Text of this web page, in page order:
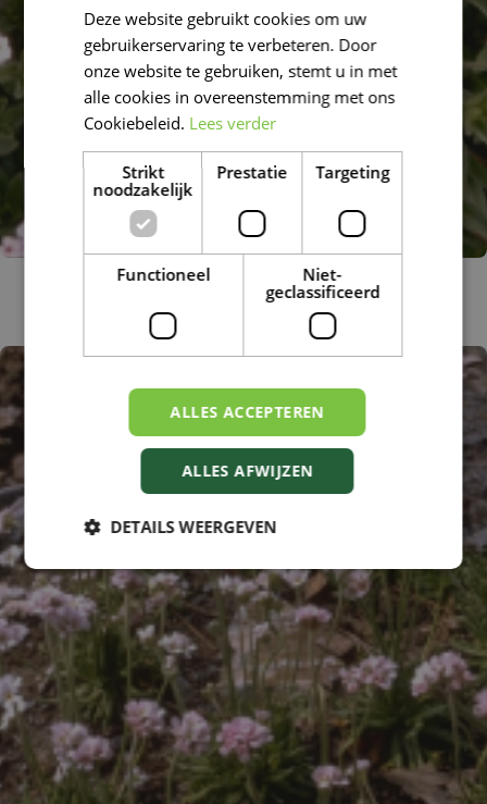
Androsace
Androsace lanuginosa 'Leichtlinii'
Deze website gebruikt cookies om uw
gebruikerservaring te verbeteren. Door
onze website te gebruiken, stemt u in met
alle cookies in overeenstemming met ons
Cookiebeleid. Lees verder
Strikt
noodzakelijk
Prestatie Targeting
Functioneel
Niet-
geclassificeerd
ALLES ACCEPTEREN
ALLES AFWIJZEN
DETAILS WEERGEVEN